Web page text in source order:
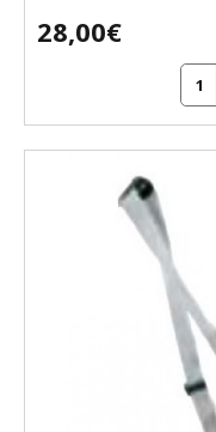
28,00€